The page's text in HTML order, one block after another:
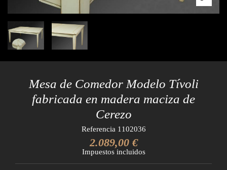
Mesa de Comedor Modelo Tívoli
fabricada en madera maciza de
Cerezo
Referencia 1102036
2.089,00 €
Impuestos incluidos